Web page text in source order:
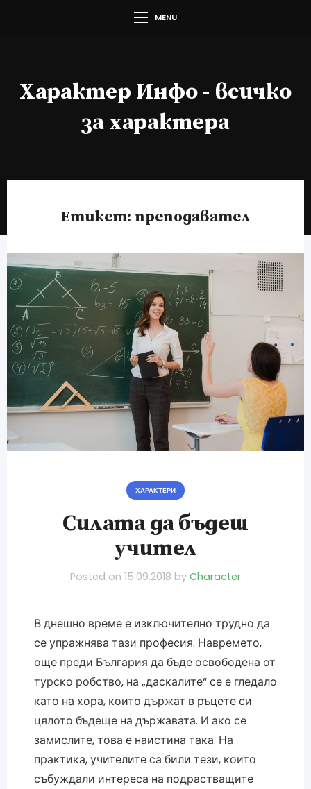
MENU
Характер Инфо - всичко
за характера
Етикет: преподавател
ХАРАКТЕРИ
Силата да бъдеш
учител
Posted on 15.09.2018 by Character
В днешно време е изключително трудно да
се упражнява тази професия. Навремето,
още преди България да бъде освободена от
турско робство, на „даскалите“ се е гледало
като на хора, които държат в ръцете си
цялото бъдеще на държавата. И ако се
замислите, това е наистина така. На
практика, учителите са били тези, които
събуждали интереса на подрастващите